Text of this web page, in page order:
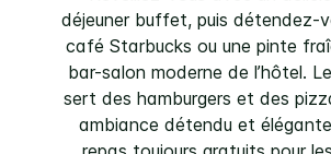
déjeuner buffet, puis détendez-
café Starbucks ou une pinte
bar-salon moderne de l’hôtel.
sert des hamburgers et des
ambiance détendu et